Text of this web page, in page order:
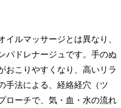
ルマッサージとは異なり、
パドレナージュです。手のぬ
おこりやすくなり、高いリラ
手法による、経絡経穴（ツ
ローチで、気・血・水の流れ